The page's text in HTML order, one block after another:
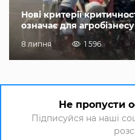
Нові критерії
означає для агробізнесу
8 липня 1 596
Не пропусти
Підписуйся на наші